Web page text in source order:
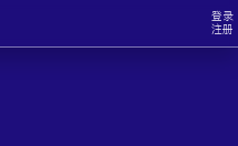
登录
注册